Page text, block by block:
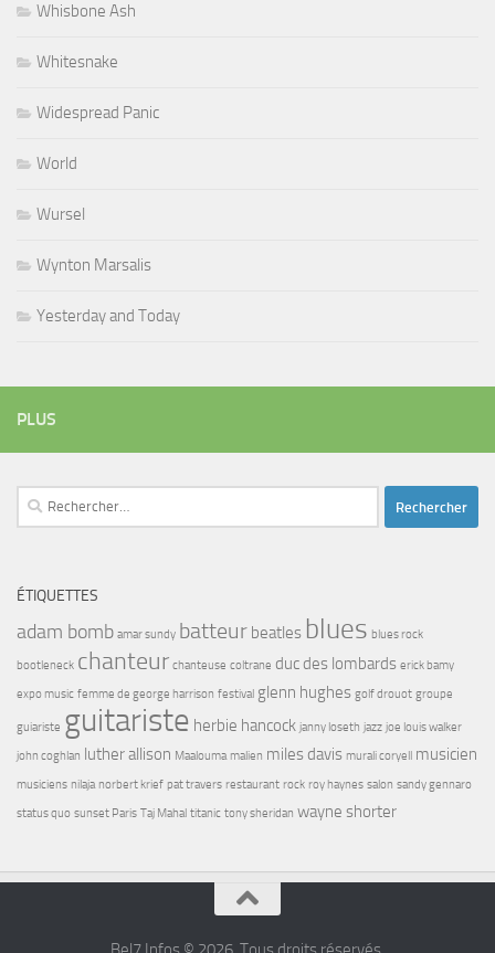
Whisbone Ash
Whitesnake
Widespread Panic
World
Wursel
Wynton Marsalis
Yesterday and Today
PLUS
Rechercher :
ÉTIQUETTES
adam bomb amar sundy batteur beatles blues blues rock
bootleneck chanteur chanteuse coltrane duc des lombards erick bamy
expo music femme de george harrison festival glenn hughes golf drouot groupe
guiariste guitariste herbie hancock janny loseth jazz joe louis walker
john coghlan luther allison Maalouma malien miles davis murali coryell musicien
musiciens nilaja norbert krief pat travers restaurant rock roy haynes salon sandy gennaro
status quo sunset Paris Taj Mahal titanic tony sheridan wayne shorter